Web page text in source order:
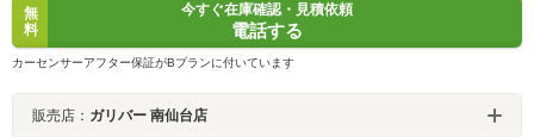
無
料
今すぐ在庫確認・見積依頼
電話する
カーセンサーアフター保証がBプランに付いています
販売店： ガリバー 南仙台店